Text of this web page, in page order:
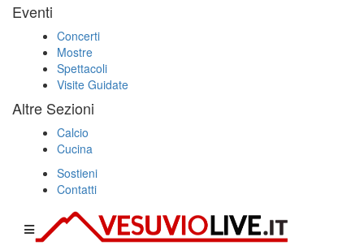
Eventi
Concerti
Mostre
Spettacoli
Visite Guidate
Altre Sezioni
Calcio
Cucina
Sostieni
Contatti